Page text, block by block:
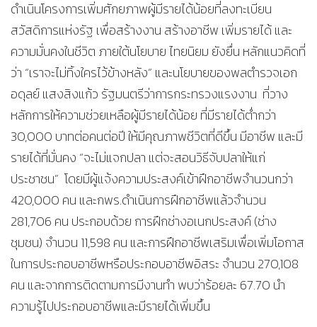
ดำเนินโครงการเพิ่มศักยภาพผู้มีรายได้น้อยที่ลงทะเบียน
สวัสดิการแห่งรัฐ เพื่อสร้างงาน สร้างอาชีพ เพิ่มรายได้ และ
ความมั่นคงในชีวิต ภายใต้นโยบาย ไทยนิยม ยังยื่น หลักแนวคิดที่
ว่า “เราจะไม่ทิ้งใครไว้ข้างหลัง” และนโยบายของพลตำรวจเอก
อดุลย์ แสงสิงแก้ว รัฐมนตรีว่าการกระทรวงแรงงาน ที่วาง
หลักการให้ความช่วยเหลือผู้มีรายได้น้อย ที่มีรายได้ต่ำกว่า
30,000 บาทต่อคนต่อปี ให้มีคุณภาพชีวิตที่ดีขึ้น มีอาชีพ และมี
รายได้ที่มั่นคง “จะไม่แจกปลา แต่จะสอนวิธีจับปลาให้แก่
ประชาชน” โดยมีผู้แจ้งความประสงค์เข้าฝึกอาชีพจำนวนกว่า
420,000 คน และกพร.ดำเนินการฝึกอาชีพแล้วจำนวน
281,706 คน ประกอบด้วย การฝึกช่างอเนกประสงค์ (ช่าง
ชุมชน) จำนวน 11,598 คน และการฝึกอาชีพเสริมเพื่อเพิ่มโอกาส
ในการประกอบอาชีพหรือประกอบอาชีพอิสระ จำนวน 270,108
คน และจากการติดตามการมีงานทำ พบว่าร้อยละ 67.70 นำ
ความรู้ไปประกอบอาชีพและมีรายได้เพิ่มขึ้น